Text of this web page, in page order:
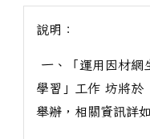
說明：
一、「運用因材網
學習」工作 坊將
舉辦，相關資訊詳